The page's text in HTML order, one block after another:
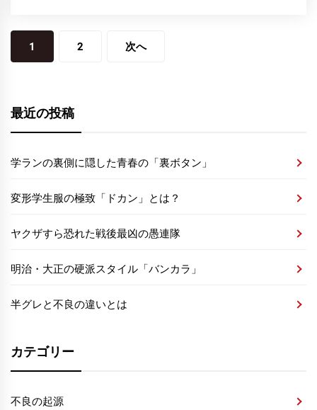
稿
ビ
ゲ
シ
ン
1 2 次へ
最近の投稿
学ランの裏側に隠した青春の「裏ボタン」
変形学生服の極致「ドカン」とは？
ヤクザすら恐れた戦後最凶の愚連隊
明治・大正の硬派スタイル「バンカラ」
半グレと不良の違いとは
カテゴリー
不良の起源